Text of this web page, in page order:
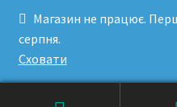
Магазин не працює.
серпня.
Сховати
Developed